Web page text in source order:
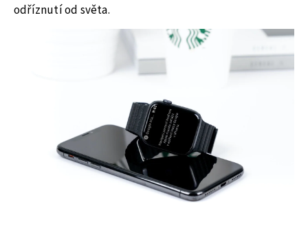
odříznutí od světa.